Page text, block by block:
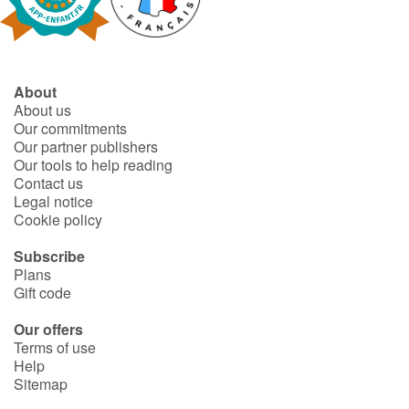
Fable, myth, literature and poetry
Ogres, monsters and witches
Heroines and Heroes
Ecology, nature, seasons
The animals
Travel, epic, investigation, adventure
Around the world
Learning
About
About us
Our commitments
Our partner publishers
Our tools to help reading
Contact us
Legal notice
Cookie policy
Subscribe
Plans
Gift code
Our offers
Terms of use
Help
Sitemap